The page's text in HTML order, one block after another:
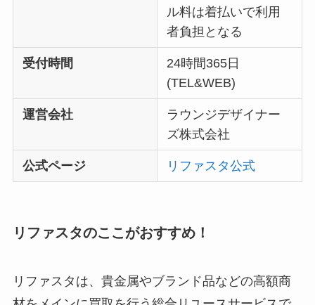
ル料は着払いで利用
者負担となる
受付時間
24時間365日
(TEL&WEB)
運営会社
ラウンジデザイナー
ズ株式会社
公式ページ リファスタ公式
リファスタのここがおすすめ！
リファスタは、貴金属やブランド品などの高額商